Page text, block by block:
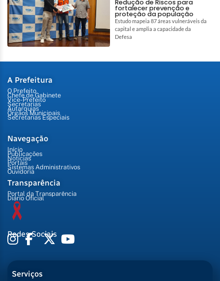
Redução de Riscos para
fortalecer prevenção e
proteção da população
Estudo mapeia 87 áreas vulneráveis da
capital e amplia a capacidade da
Defesa
A Prefeitura
O Prefeito
Chefe de Gabinete
Vice-Prefeito
Secretarias
Autarquias
Órgãos Municipais
Secretarias Especiais
Navegação
Início
Publicações
Notícias
Portais
Sistemas Administrativos
Ouvidoria
Transparência
Portal da Transparência
Diário Oficial
Redes Sociais
Serviços